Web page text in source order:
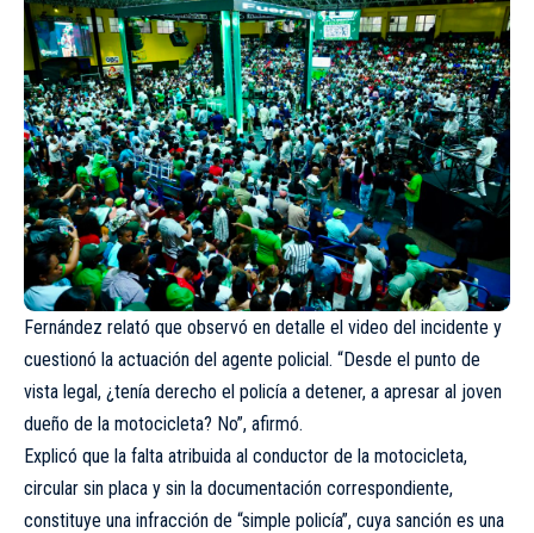
Fernández relató que observó en detalle el video del incidente y
cuestionó la actuación del agente policial. “Desde el punto de
vista legal, ¿tenía derecho el policía a detener, a apresar al joven
dueño de la motocicleta? No”, afirmó.
Explicó que la falta atribuida al conductor de la motocicleta,
circular sin placa y sin la documentación correspondiente,
constituye una infracción de “simple policía”, cuya sanción es una